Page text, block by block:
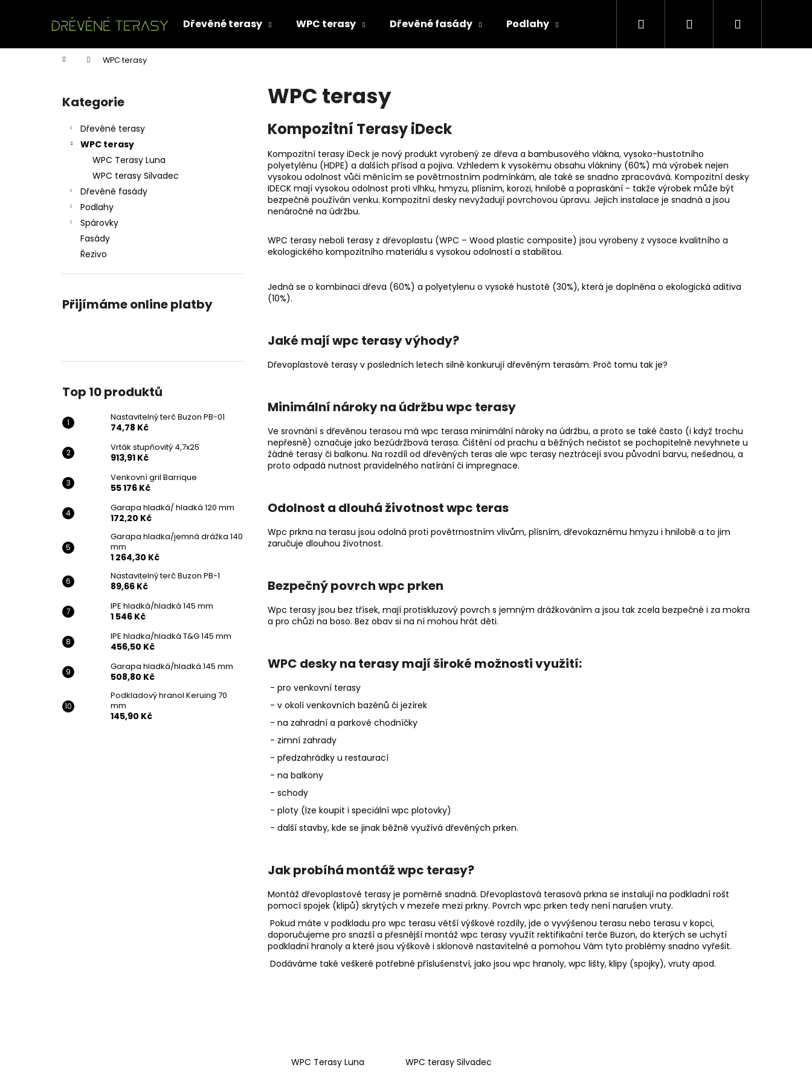
Dřevěné terasy WPC terasy Dřevěné fasády Podlahy Fasády Řezivo
Hledat PřihlášeníNákupní
Domů WPC terasy
Přeskočit
kategorie
Kategorie
Dřevěné terasy
WPC terasy
WPC Terasy Luna
WPC terasy Silvadec
Dřevěné fasády
Podlahy
Spárovky
Fasády
Řezivo
Přijímáme online platby
Top 10 produktů
Nastavitelný terč Buzon PB-01
74,78 Kč
Vrták stupňovitý 4,7x25
913,91 Kč
Venkovní gril Barrique
55 176 Kč
Garapa hladká/ hladká 120 mm
172,20 Kč
Garapa hladka/jemná drážka 140
mm
1 264,30 Kč
Nastavitelný terč Buzon PB-1
89,66 Kč
IPE hladká/hladká 145 mm
1 546 Kč
IPE hladka/hladká T&G 145 mm
456,50 Kč
Garapa hladká/hladká 145 mm
508,80 Kč
Podkladový hranol Keruing 70
mm
145,90 Kč
WPC terasy
Kompozitní Terasy iDeck
Kompozitní terasy iDeck je nový produkt vyrobený ze dřeva a bambusového vlákna, vysoko-hustotního
polyetylénu (HDPE) a dalších přísad a pojiva. Vzhledem k vysokému obsahu vlákniny (60%) má výrobek nejen
vysokou odolnost vůči měnícím se povětrnostním podmínkám, ale také se snadno zpracovává. Kompozitní desky
IDECK mají vysokou odolnost proti vlhku, hmyzu, plísním, korozi, hnilobě a popraskání - takže výrobek může být
bezpečně používán venku. Kompozitní desky nevyžadují povrchovou úpravu. Jejich instalace je snadná a jsou
nenáročné na údržbu.
WPC terasy neboli terasy z dřevoplastu (WPC – Wood plastic composite) jsou vyrobeny z vysoce kvalitního a
ekologického kompozitního materiálu s vysokou odolností a stabilitou.
Jedná se o kombinaci dřeva (60%) a polyetylenu o vysoké hustotě (30%), která je doplněna o ekologická aditiva
(10%).
Jaké mají wpc terasy výhody?
Dřevoplastové terasy v posledních letech silně konkurují dřevěným terasám. Proč tomu tak je?
Minimální nároky na údržbu wpc terasy
Ve srovnání s dřevěnou terasou má wpc terasa minimální nároky na údržbu, a proto se také často (i když trochu
nepřesně) označuje jako bezúdržbová terasa. Čištění od prachu a běžných nečistot se pochopitelně nevyhnete u
žádné terasy či balkonu. Na rozdíl od dřevěných teras ale wpc terasy neztrácejí svou původní barvu, nešednou, a
proto odpadá nutnost pravidelného natírání či impregnace.
Odolnost a dlouhá životnost wpc teras
Wpc prkna na terasu jsou odolná proti povětrnostním vlivům, plísním, dřevokaznému hmyzu i hnilobě a to jim
zaručuje dlouhou životnost.
Bezpečný povrch wpc prken
Wpc terasy jsou bez třísek, mají protiskluzový povrch s jemným drážkováním a jsou tak zcela bezpečné i za mokra
a pro chůzi na boso. Bez obav si na ní mohou hrát děti.
WPC desky na terasy mají široké možnosti využití:
- pro venkovní terasy
- v okolí venkovních bazénů či jezírek
- na zahradní a parkové chodníčky
- zimní zahrady
- předzahrádky u restaurací
- na balkony
- schody
- ploty (lze koupit i speciální wpc plotovky)
- další stavby, kde se jinak běžně využívá dřevěných prken.
Jak probíhá montáž wpc terasy?
Montáž dřevoplastové terasy je poměrně snadná. Dřevoplastová terasová prkna se instalují na podkladní rošt
pomocí spojek (klipů) skrytých v mezeře mezi prkny. Povrch wpc prken tedy není narušen vruty.
Pokud máte v podkladu pro wpc terasu větší výškové rozdíly, jde o vyvýšenou terasu nebo terasu v kopci,
doporučujeme pro snazší a přesnější montáž wpc terasy využít rektifikační terče Buzon, do kterých se uchytí
podkladní hranoly a které jsou výškově i sklonově nastavitelné a pomohou Vám tyto problémy snadno vyřešit.
Dodáváme také veškeré potřebné příslušenství, jako jsou wpc hranoly, wpc lišty, klipy (spojky), vruty apod.
WPC Terasy Luna WPC terasy Silvadec
í
Zpět
do
Zpět
do
Doporučujeme
NASTAVITELNÝ TERČ BUZON PB-01
913,91 Kč
55 176 Kč